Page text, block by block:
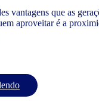
vantagens que as
aproveitar é a